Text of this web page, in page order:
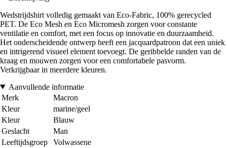
Wedstrijdshirt volledig gemaakt van Eco-Fabric, 100% gerecycled
PET. De Eco Mesh en Eco Micromesh zorgen voor constante
ventilatie en comfort, met een focus op innovatie en duurzaamheid.
Het onderscheidende ontwerp heeft een jacquardpatroon dat een uniek
en intrigerend visueel element toevoegt. De geribbelde randen van de
kraag en mouwen zorgen voor een comfortabele pasvorm.
Verkrijgbaar in meerdere kleuren.
Aanvullende informatie
Merk
Macron
Kleur
marine/geel
Kleur
Blauw
Geslacht
Man
Leeftijdsgroep
Volwassene